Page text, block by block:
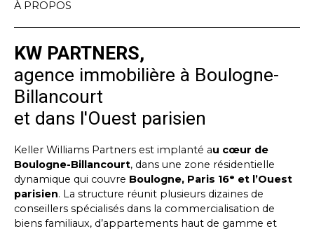
À PROPOS
KW PARTNERS,
agence immobilière à Boulogne-
Billancourt
et dans l'Ouest parisien
Keller Williams Partners est implanté au cœur de
Boulogne-Billancourt, dans une zone résidentielle
dynamique qui couvre Boulogne, Paris 16ᵉ et l’Ouest
parisien. La structure réunit plusieurs dizaines de
conseillers spécialisés dans la commercialisation de
biens familiaux, d’appartements haut de gamme et